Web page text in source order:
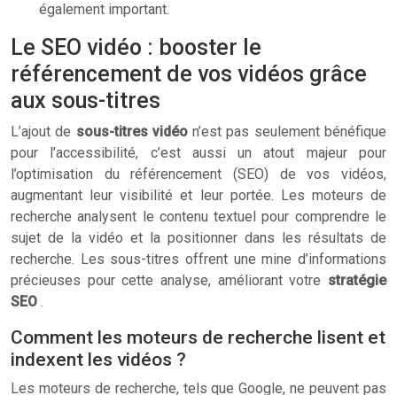
également important.
Le SEO vidéo : booster le
référencement de vos vidéos grâce
aux sous-titres
L’ajout de sous-titres vidéon’est pas seulement bénéfique
pour l’accessibilité, c’est aussi un atout majeur pour
l’optimisation du référencement (SEO) de vos vidéos,
augmentant leur visibilité et leur portée. Les moteurs de
recherche analysent le contenu textuel pour comprendre le
sujet de la vidéo et la positionner dans les résultats de
recherche. Les sous-titres offrent une mine d’informations
précieuses pour cette analyse, améliorant votre stratégie
SEO .
Comment les moteurs de recherche lisent et
indexent les vidéos ?
Les moteurs de recherche, tels que Google, ne peuvent pas